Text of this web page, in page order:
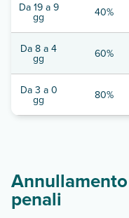
Da 19 a 9
gg 40%
Da 8 a 4
gg 60%
Da 3 a 0
gg 80%
penali